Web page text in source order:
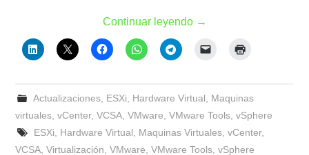
Continuar leyendo →
Actualizaciones, ESXi Hardware Virtual
Maquinas
virtuales ,vCenter,VCSA ,VMware ,VMware Tools ,vSphere
ESXi
Hardware Virtual Maquinas Virtuales, vCenter,
VCSA ,Virtualización ,VMware ,VMware Tools ,vSphere